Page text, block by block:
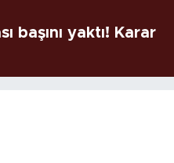
başını yaktı! Karar